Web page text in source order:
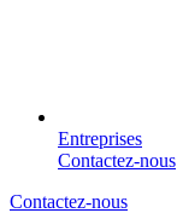
Entreprises
Contactez-nous
Contactez-nous